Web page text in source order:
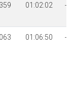
01:02:02
+
01:06:50
+